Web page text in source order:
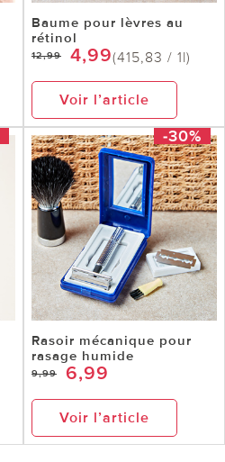
Baume pour lèvres au
rétinol
12,99 4,99(415,83 / 1l)
Voir l’article
-30%
Rasoir mécanique pour
rasage humide
9,99 6,99
Voir l’article